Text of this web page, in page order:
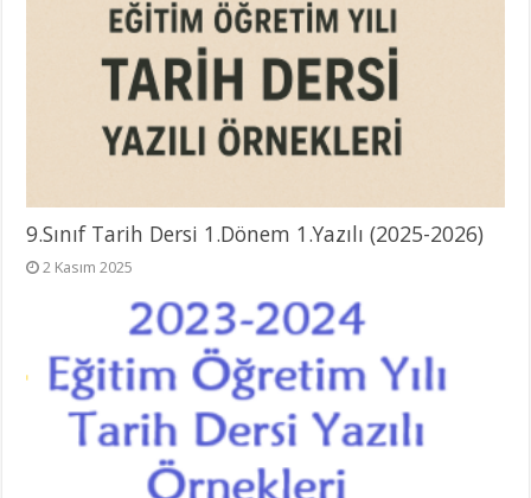
9.Sınıf Tarih Dersi 1.Dönem 1.Yazılı (2025-2026)
2 Kasım 2025